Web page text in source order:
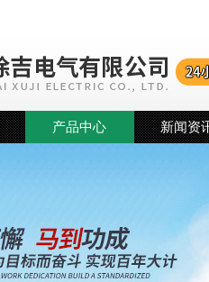
产品中心 新闻资